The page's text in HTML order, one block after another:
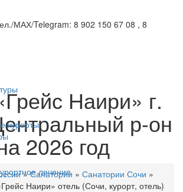
МАХ/Telegram: 8 902 150 67 08 , 8
курорты
лечение
Наири» г.
р-он
2026 год
»Санатории » Санатории Сочи »
Наири» отель (Сочи, курорт, отель)